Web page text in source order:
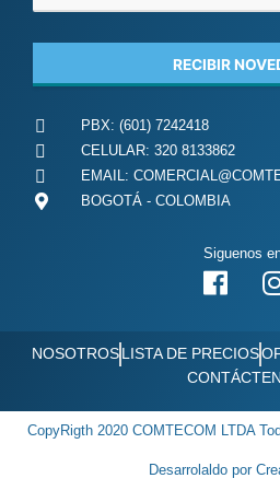
RECIBIR
should
left
PBX: (601) 7242418
CELULAR: 320 8133862
EMAIL:
BOGOTÁ - COLOMBIA
Siguenos
F
c
e
b
o
o
I
NOSOTROS LISTA DE PRECIOS
CopyRigth 2020 COMTECOM LTDA
Desarrolaldo por